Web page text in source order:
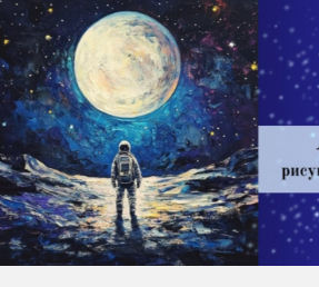
Фантазирай
Приказки
История на изкуството
Музикална кутийка
От соул до рокендрол
Междучасие
Игри
Кои сме ние?
За вас, родители
БНР
БНР Новини
Архивен фонд на БНР